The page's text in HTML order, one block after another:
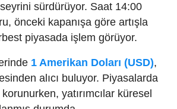
sürdürüyor. Saat 14:00
önceki kapanışa göre artışla
piyasada işlem görüyor.
1 Amerikan Doları (USD),
alıcı buluyor. Piyasalarda
yatırımcılar küresel